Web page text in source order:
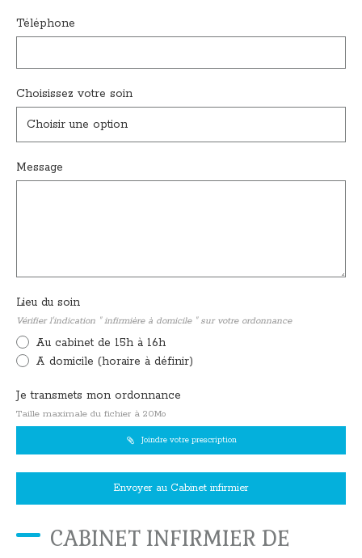
Téléphone
Choisissez votre soin
Choisir une option
Message
Lieu du soin
Vérifier l'indication " infirmière à domicile " sur votre ordonnance
Au cabinet de 15h à 16h
A domicile (horaire à définir)
Je transmets mon ordonnance
Taille maximale du fichier à 20Mo
Joindre votre prescription
Envoyer au Cabinet infirmier
CABINET INFIRMIER DE